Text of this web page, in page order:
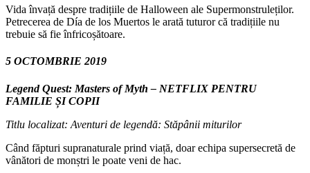
Vida învață despre tradițiile de Halloween ale Supermonstruleților.
Petrecerea de Día de los Muertos le arată tuturor că tradițiile nu
trebuie să fie înfricoșătoare.
5 OCTOMBRIE 2019
Legend Quest: Masters of Myth – NETFLIX PENTRU
FAMILIE ȘI COPII
Titlu localizat: Aventuri de legendă: Stăpânii miturilor
Când făpturi supranaturale prind viață, doar echipa supersecretă de
vânători de monștri le poate veni de hac.